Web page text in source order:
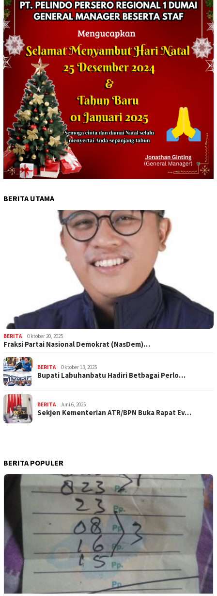
BERITA UTAMA
BERITA Oktober 20, 2025
Fraksi Partai Nasional Demokrat (NasDem)…
BERITA Oktober 13, 2025
Bupati Labuhanbatu Hadiri Betbagai Perlo…
BERITA Juni 6, 2025
Sekjen Kementerian ATR/BPN Buka Rapat Ev…
BERITA POPULER